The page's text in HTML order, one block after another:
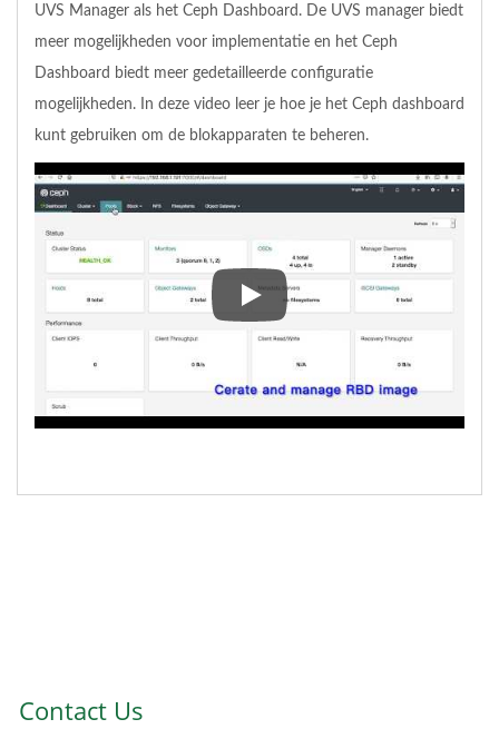
UVS Manager als het Ceph Dashboard. De UVS manager biedt
meer mogelijkheden voor implementatie en het Ceph
Dashboard biedt meer gedetailleerde configuratie
mogelijkheden. In deze video leer je hoe je het Ceph dashboard
kunt gebruiken om de blokapparaten te beheren.
Ambedded Ceph & SUSE